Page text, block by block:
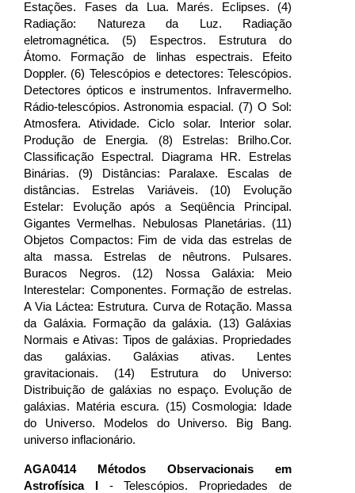
Estações. Fases da Lua. Marés. Eclipses. (4)
Radiação: Natureza da Luz. Radiação
eletromagnética. (5) Espectros. Estrutura do
Átomo. Formação de linhas espectrais. Efeito
Doppler. (6) Telescópios e detectores: Telescópios.
Detectores ópticos e instrumentos. Infravermelho.
Rádio-telescópios. Astronomia espacial. (7) O Sol:
Atmosfera. Atividade. Ciclo solar. Interior solar.
Produção de Energia. (8) Estrelas: Brilho.Cor.
Classificação Espectral. Diagrama HR. Estrelas
Binárias. (9) Distâncias: Paralaxe. Escalas de
distâncias. Estrelas Variáveis. (10) Evolução
Estelar: Evolução após a Seqüência Principal.
Gigantes Vermelhas. Nebulosas Planetárias. (11)
Objetos Compactos: Fim de vida das estrelas de
alta massa. Estrelas de nêutrons. Pulsares.
Buracos Negros. (12) Nossa Galáxia: Meio
Interestelar: Componentes. Formação de estrelas.
A Via Láctea: Estrutura. Curva de Rotação. Massa
da Galáxia. Formação da galáxia. (13) Galáxias
Normais e Ativas: Tipos de galáxias. Propriedades
das galáxias. Galáxias ativas. Lentes
gravitacionais. (14) Estrutura do Universo:
Distribuição de galáxias no espaço. Evolução de
galáxias. Matéria escura. (15) Cosmologia: Idade
do Universo. Modelos do Universo. Big Bang.
universo inflacionário.
AGA0414 Métodos Observacionais em
Astrofísica I - Telescópios. Propriedades de